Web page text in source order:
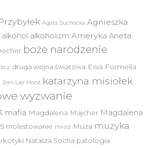
Agata Suchocka Agnieszka
alkohol alkoholizm Ameryka Aneta
boże narodzenie
druga wojna światowa Ewa Formella
Jorn Lier Horst katarzyna misiołek
wyzwanie
mafia Magdalena Majcher Magdalena
molestowanie mróz Muza muzyka
Natasza Socha patologia